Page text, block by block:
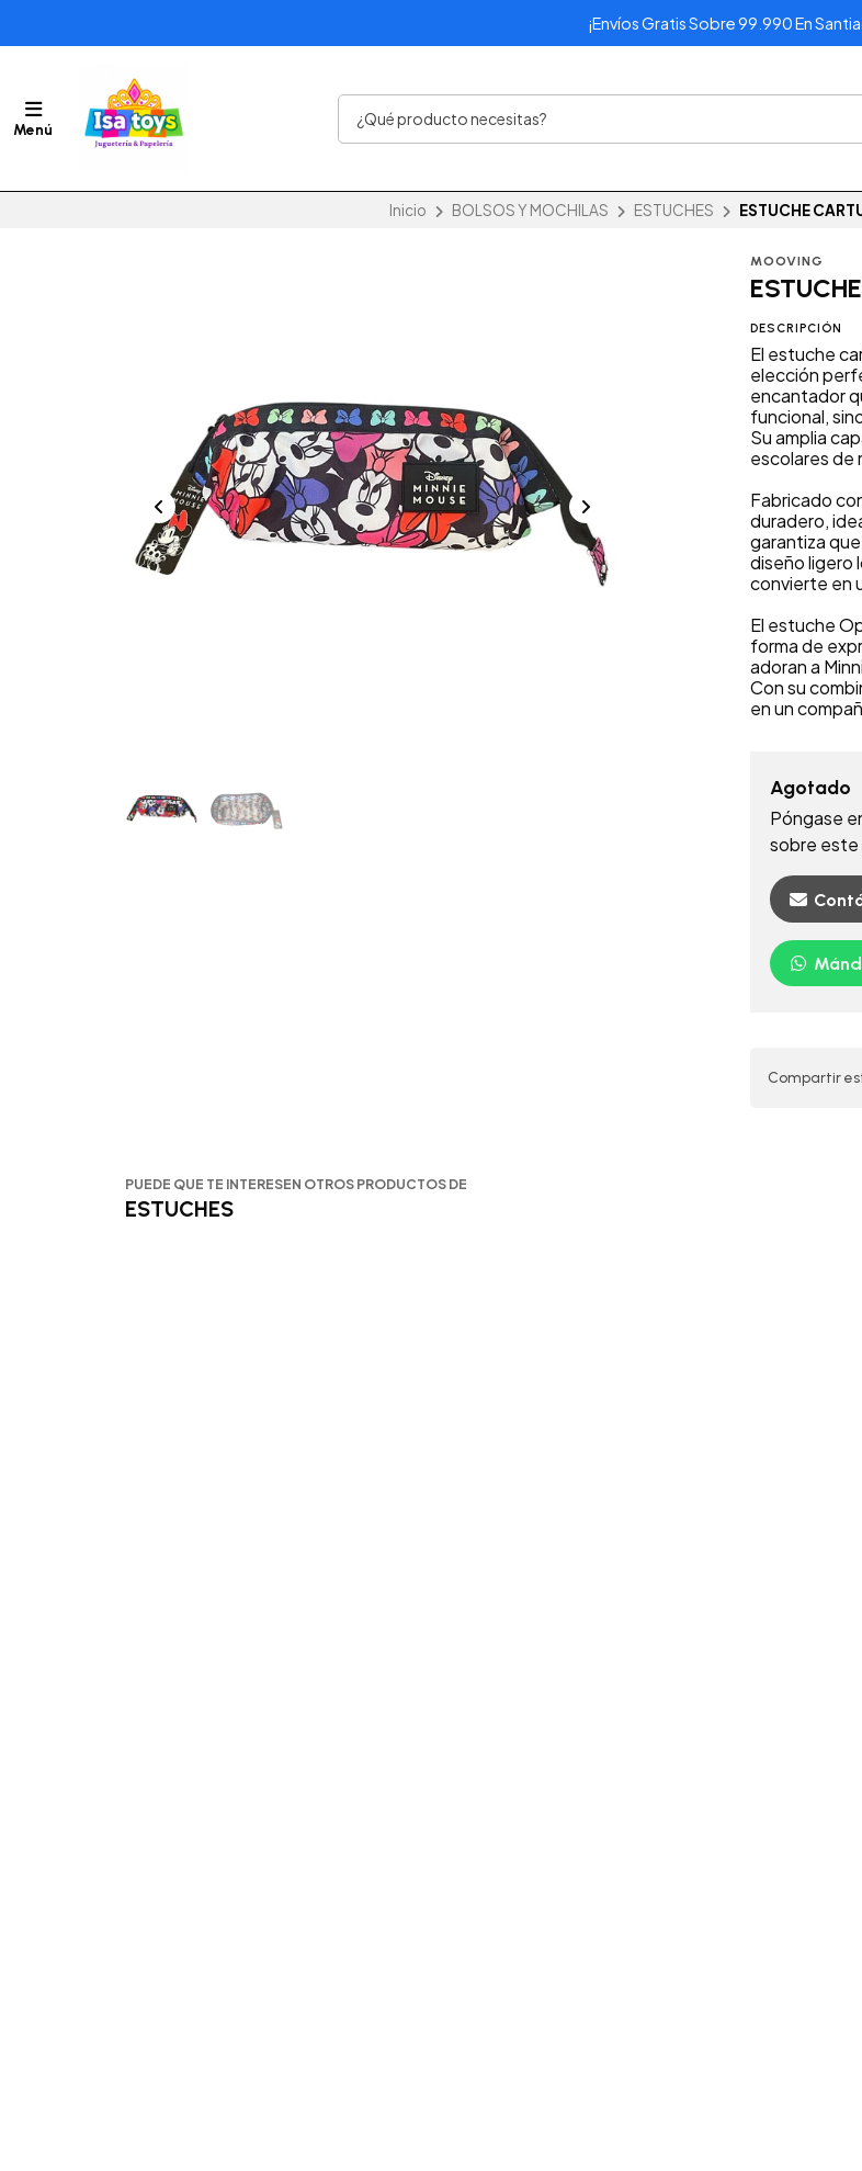
¡Envíos Gratis Sobre 99.990 En
Menú
Inicio BOLSOS Y MOCHILAS ESTUCHES ESTUCHE
MOOVING
DESCRIPCIÓN
El estuche
elección
encantador
funcional,
Su amplia
escolares de
Fabricado
duradero,
garantiza
diseño ligero
convierte en
El estuche
forma de
adoran a
Con su
en un
Agotado
Póngase
sobre
Compartir
PUEDE QUE TE INTERESEN OTROS PRODUCTOS DE
ESTUCHES